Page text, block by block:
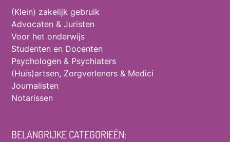
(Klein) zakelijk gebruik
Advocaten & Juristen
Voor het onderwijs
Studenten en Docenten
Psychologen & Psychiaters
(Huis)artsen, Zorgverleners & Medici
Journalisten
Notarissen
BELANGRIJKE CATEGORIEËN: